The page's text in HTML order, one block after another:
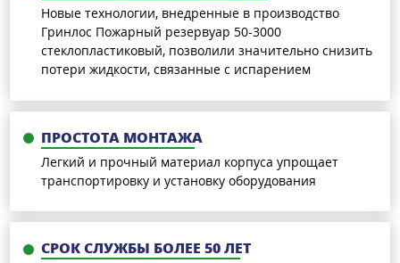
Новые технологии, внедренные в производство
Гринлос Пожарный резервуар 50-3000
стеклопластиковый, позволили значительно снизить
потери жидкости, связанные с испарением
ПРОСТОТА МОНТАЖА
Легкий и прочный материал корпуса упрощает
транспортировку и установку оборудования
СРОК СЛУЖБЫ БОЛЕЕ 50 ЛЕТ